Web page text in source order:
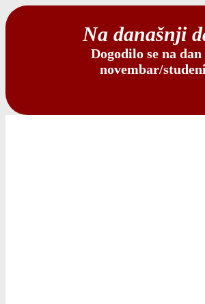
Na današnji
Dogodilo se na dan
novembar/studeni